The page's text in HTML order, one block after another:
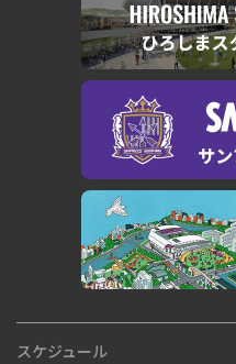
スケジュール